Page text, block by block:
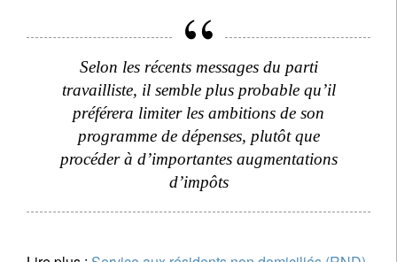
Selon les récents messages du parti
travailliste, il semble plus probable qu’il
préférera limiter les ambitions de son
programme de dépenses, plutôt que
procéder à d’importantes augmentations
d’impôts